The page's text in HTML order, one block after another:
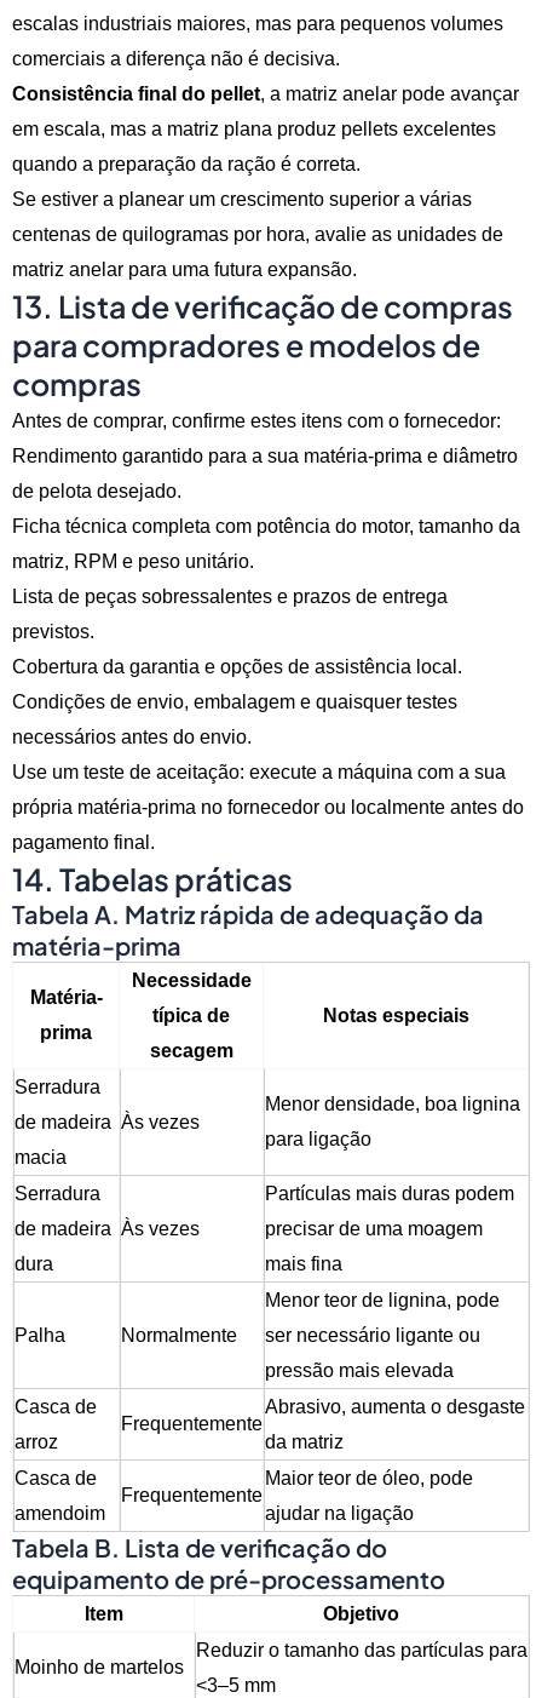
escalas industriais maiores, mas para pequenos volumes
comerciais a diferença não é decisiva.
Consistência final do pellet, a matriz anelar pode avançar
em escala, mas a matriz plana produz pellets excelentes
quando a preparação da ração é correta.
Se estiver a planear um crescimento superior a várias
centenas de quilogramas por hora, avalie as unidades de
matriz anelar para uma futura expansão.
13. Lista de verificação de compras
para compradores e modelos de
compras
Antes de comprar, confirme estes itens com o fornecedor:
Rendimento garantido para a sua matéria-prima e diâmetro
de pelota desejado.
Ficha técnica completa com potência do motor, tamanho da
matriz, RPM e peso unitário.
Lista de peças sobressalentes e prazos de entrega
previstos.
Cobertura da garantia e opções de assistência local.
Condições de envio, embalagem e quaisquer testes
necessários antes do envio.
Use um teste de aceitação: execute a máquina com a sua
própria matéria-prima no fornecedor ou localmente antes do
pagamento final.
14. Tabelas práticas
Tabela A. Matriz rápida de adequação da
matéria-prima
Matéria-
prima
Necessidade
típica de
secagem
Notas especiais
Serradura
de madeira
macia
Às vezes
Menor densidade, boa lignina
para ligação
Serradura
de madeira
dura
Às vezes
Partículas mais duras podem
precisar de uma moagem
mais fina
Palha Normalmente
Menor teor de lignina, pode
ser necessário ligante ou
pressão mais elevada
Casca de
arroz
Frequentemente
Abrasivo, aumenta o desgaste
da matriz
Casca de
amendoim
Frequentemente
Maior teor de óleo, pode
ajudar na ligação
Tabela B. Lista de verificação do
equipamento de pré-processamento
Item Objetivo
Moinho de martelos
Reduzir o tamanho das partículas para
<3–5 mm